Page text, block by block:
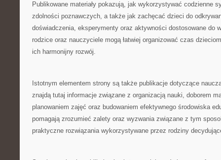
Publikowane materiały pokazują, jak wykorzystywać codzienne
zdolności poznawczych, a także jak zachęcać dzieci do
doświadczenia, eksperymenty oraz aktywności dostosowane do
rodzice oraz nauczyciele mogą łatwiej organizować czas
ich harmonijny rozwój.
Istotnym elementem strony są także publikacje dotyczące
znajdą tutaj informacje związane z organizacją nauki, doborem
planowaniem zajęć oraz budowaniem efektywnego środowiska
pomagają zrozumieć zalety oraz wyzwania związane z tym
praktyczne rozwiązania wykorzystywane przez rodziny